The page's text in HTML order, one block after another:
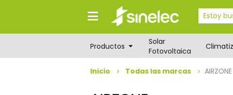
de
Productos
Solar
Fotovoltaica
Inicio Todas las marcas AIRZONE